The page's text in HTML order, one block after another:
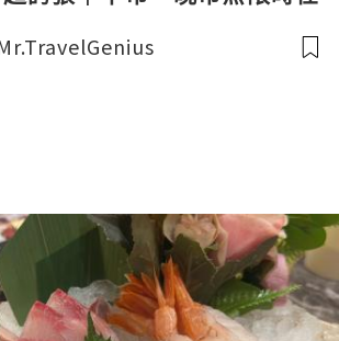
美食｜窮遊達人4K中字